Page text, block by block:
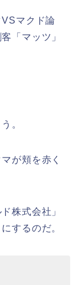
マクド論
「マッツ」
。
が頬を赤く
株式会社」
するのだ。